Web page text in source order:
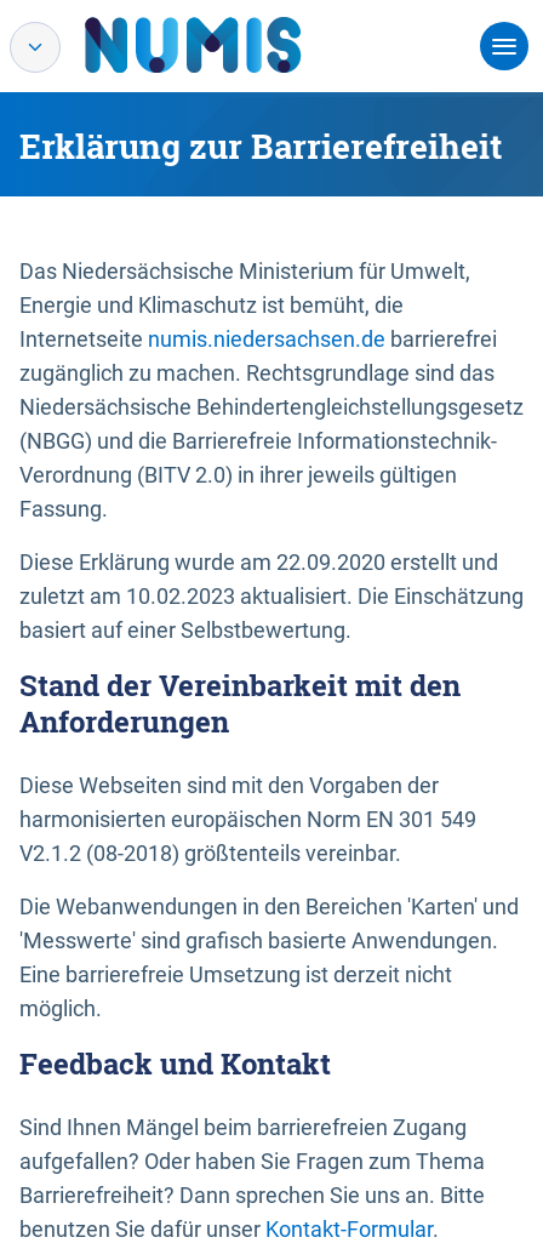
Erklärung zur Barrierefreiheit
Das Niedersächsische Ministerium für Umwelt,
Energie und Klimaschutz ist bemüht, die
Internetseite numis.niedersachsen.de barrierefrei
zugänglich zu machen. Rechtsgrundlage sind das
Niedersächsische Behindertengleichstellungsgesetz
(NBGG) und die Barrierefreie Informationstechnik-
Verordnung (BITV 2.0) in ihrer jeweils gültigen
Fassung.
Diese Erklärung wurde am 22.09.2020 erstellt und
zuletzt am 10.02.2023 aktualisiert. Die Einschätzung
basiert auf einer Selbstbewertung.
Stand der Vereinbarkeit mit den
Anforderungen
Diese Webseiten sind mit den Vorgaben der
harmonisierten europäischen Norm EN 301 549
V2.1.2 (08-2018) größtenteils vereinbar.
Die Webanwendungen in den Bereichen 'Karten' und
'Messwerte' sind grafisch basierte Anwendungen.
Eine barrierefreie Umsetzung ist derzeit nicht
möglich.
Feedback und Kontakt
Sind Ihnen Mängel beim barrierefreien Zugang
aufgefallen? Oder haben Sie Fragen zum Thema
Barrierefreiheit? Dann sprechen Sie uns an. Bitte
benutzen Sie dafür unser Kontakt-Formular.